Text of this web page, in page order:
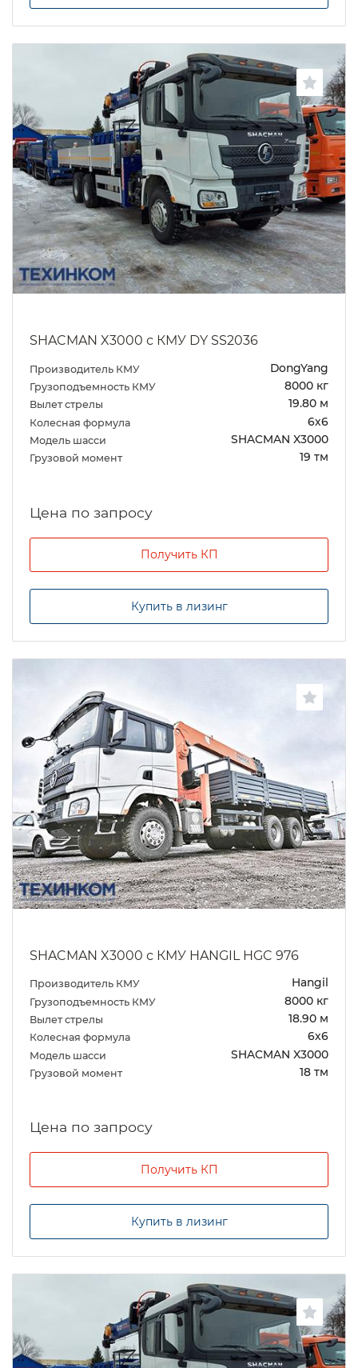
SHACMAN X3000 с КМУ DY SS2036
Производитель КМУ DongYang
Грузоподъемность КМУ 8000 кг
Вылет стрелы 19.80 м
Колесная формула 6х6
Модель шасси SHACMAN X3000
Грузовой момент 19 тм
Цена по запросу
Получить КП
Купить в лизинг
SHACMAN X3000 с КМУ HANGIL HGC 976
Производитель КМУ Hangil
Грузоподъемность КМУ 8000 кг
Вылет стрелы 18.90 м
Колесная формула 6х6
Модель шасси SHACMAN X3000
Грузовой момент 18 тм
Цена по запросу
Получить КП
Купить в лизинг